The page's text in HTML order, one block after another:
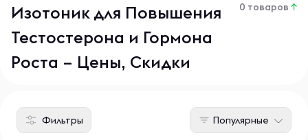
Изотоник для Повышения
Тестостерона и Гормона
Роста – Цены, Скидки
0 товаров ↑
Фильтры Популярные